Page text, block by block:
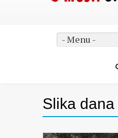
- Menu -
Slika dana